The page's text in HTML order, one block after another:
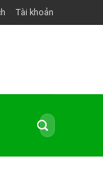
Tài khoản
Tìm
kiếm: